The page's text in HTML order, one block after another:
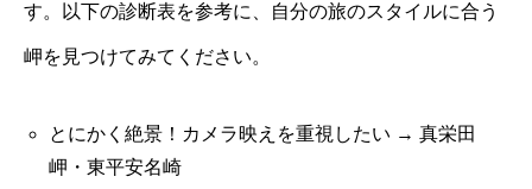
す。以下の診断表を参考に、自分の旅のスタイルに合う
岬を見つけてみてください。
とにかく絶景！カメラ映えを重視したい → 真栄田
岬・東平安名崎